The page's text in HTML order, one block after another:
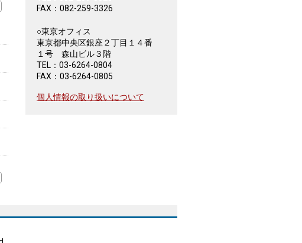
FAX：082-259-3326
○東京オフィス
東京都中央区銀座２丁目１４番
１号 森山ビル３階
TEL：03-6264-0804
FAX：03-6264-0805
個人情報の取り扱いについて